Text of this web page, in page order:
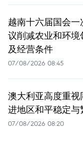
越南十六届国会
议削减农业和环
及经营条件
07/08/2026 08:45
澳大利亚高度重视
进地区和平稳定与
07/08/2026 08:20